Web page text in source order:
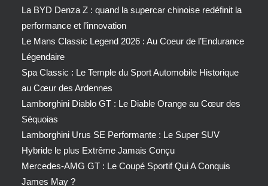
La BYD Denza Z : quand la supercar chinoise redéfinit la
performance et l’innovation
Le Mans Classic Legend 2026 : Au Coeur de l’Endurance
Légendaire
Spa Classic : Le Temple du Sport Automobile Historique
au Cœur des Ardennes
Lamborghini Diablo GT : Le Diable Orange au Cœur des
Séquoias
Lamborghini Urus SE Performante : Le Super SUV
Hybride le plus Extrême Jamais Conçu
Mercedes-AMG GT : Le Coupé Sportif Qui A Conquis
James May ?